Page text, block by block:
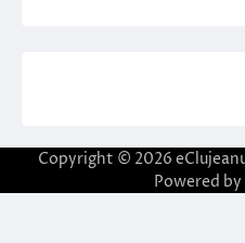
Copyright © 2026
Powered by